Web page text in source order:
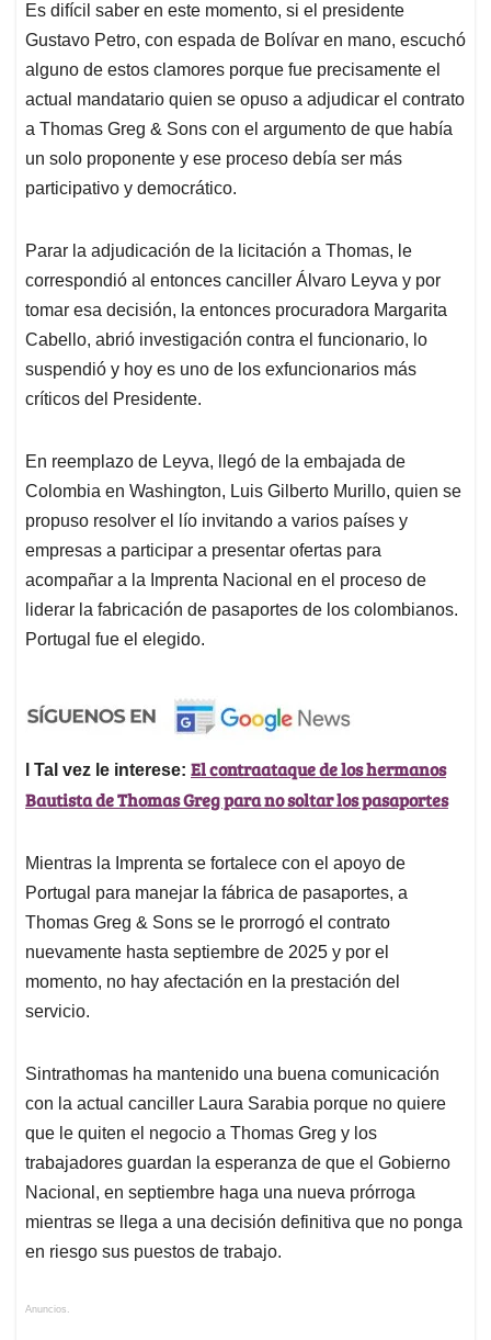
Es difícil saber en este momento, si el presidente
Gustavo Petro, con espada de Bolívar en mano, escuchó
alguno de estos clamores porque fue precisamente el
actual mandatario quien se opuso a adjudicar el contrato
a Thomas Greg & Sons con el argumento de que había
un solo proponente y ese proceso debía ser más
participativo y democrático.
Parar la adjudicación de la licitación a Thomas, le
correspondió al entonces canciller Álvaro Leyva y por
tomar esa decisión, la entonces procuradora Margarita
Cabello, abrió investigación contra el funcionario, lo
suspendió y hoy es uno de los exfuncionarios más
críticos del Presidente.
En reemplazo de Leyva, llegó de la embajada de
Colombia en Washington, Luis Gilberto Murillo, quien se
propuso resolver el lío invitando a varios países y
empresas a participar a presentar ofertas para
acompañar a la Imprenta Nacional en el proceso de
liderar la fabricación de pasaportes de los colombianos.
Portugal fue el elegido.
l Tal vez le interese: El contraataque de los hermanos
Bautista de Thomas Greg para no soltar los pasaportes
Mientras la Imprenta se fortalece con el apoyo de
Portugal para manejar la fábrica de pasaportes, a
Thomas Greg & Sons se le prorrogó el contrato
nuevamente hasta septiembre de 2025 y por el
momento, no hay afectación en la prestación del
servicio.
Sintrathomas ha mantenido una buena comunicación
con la actual canciller Laura Sarabia porque no quiere
que le quiten el negocio a Thomas Greg y los
trabajadores guardan la esperanza de que el Gobierno
Nacional, en septiembre haga una nueva prórroga
mientras se llega a una decisión definitiva que no ponga
en riesgo sus puestos de trabajo.
Anuncios.